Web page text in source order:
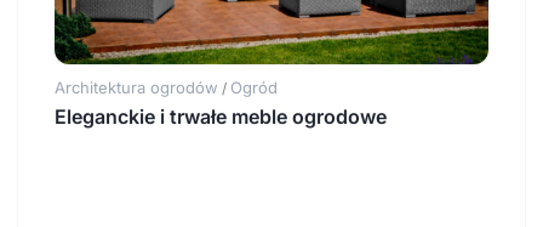
Architektura ogrodów / Ogród
Eleganckie i trwałe meble ogrodowe